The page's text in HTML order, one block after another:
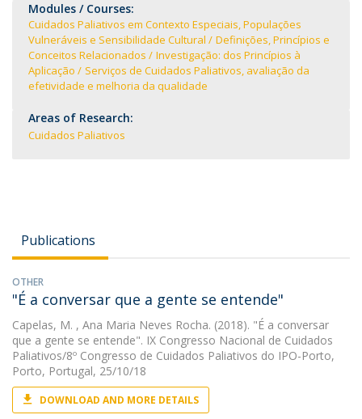
Modules / Courses:
Cuidados Paliativos em Contexto Especiais, Populações
Vulneráveis e Sensibilidade Cultural
Definições, Princípios e
Conceitos Relacionados
Investigação: dos Princípios à
Aplicação
Serviços de Cuidados Paliativos, avaliação da
efetividade e melhoria da qualidade
Areas of Research:
Cuidados Paliativos
Publications
OTHER
"É a conversar que a gente se entende"
Capelas, M. , Ana Maria Neves Rocha. (2018). "É a conversar
que a gente se entende". IX Congresso Nacional de Cuidados
Paliativos/8º Congresso de Cuidados Paliativos do IPO-Porto,
Porto, Portugal, 25/10/18
DOWNLOAD AND MORE DETAILS